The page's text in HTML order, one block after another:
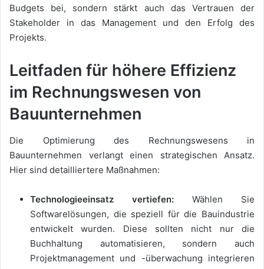
Budgets bei, sondern stärkt auch das Vertrauen der
Stakeholder in das Management und den Erfolg des
Projekts.
Leitfaden für höhere Effizienz
im Rechnungswesen von
Bauunternehmen
Die Optimierung des Rechnungswesens in
Bauunternehmen verlangt einen strategischen Ansatz.
Hier sind detailliertere Maßnahmen:
Technologieeinsatz vertiefen: Wählen Sie
Softwarelösungen, die speziell für die Bauindustrie
entwickelt wurden. Diese sollten nicht nur die
Buchhaltung automatisieren, sondern auch
Projektmanagement und -überwachung integrieren